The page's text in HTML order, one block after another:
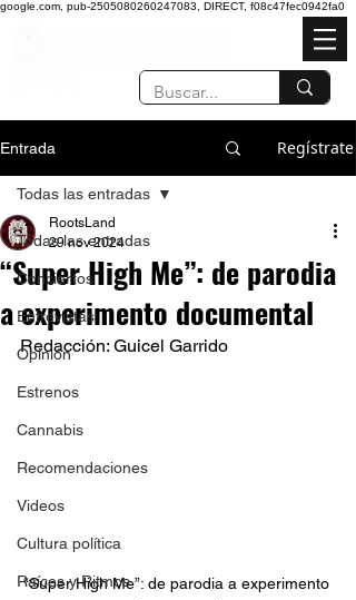
google.com, pub-2505080260247083, DIRECT, f08c47fec0942fa0
Entrada Regístrate
Todas las entradas
Conciertos
Entrevistas
Opinión
Estrenos
Cannabis
Recomendaciones
Videos
Cultura política
Raíces y Ritmos
Todas las entradas
“Super High Me”: de parodia
a experimento documental
RootsLand
29 nov 2024
Redacción: Guicel Garrido
“Super High Me”: de parodia a experimento